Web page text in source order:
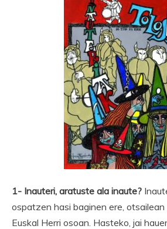
1- Inauteri, aratuste ala inaute?
ospatzen hasi baginen ere,
Euskal Herri osoan. Hasteko, jai